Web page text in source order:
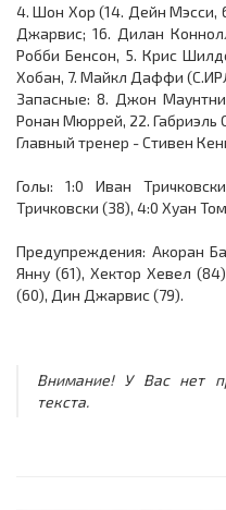
4. Шон Хор (14. Дейн Мэсси,
Джарвис; 16. Дилан
Робби Бенсон, 5. Крис
Хобан, 7. Майкл Даффи
Запасные: 8. Джон
Ронан Мюррей, 22.
Главный тренер - Стивен
Голы: 1:0 Иван
Тричковски (38), 4:0 Хуан
Предупреждения: Акоран
Янну (61), Хектор Хевел
(60), Дин Джарвис (79).
Внимание! У Вас нет
текста.